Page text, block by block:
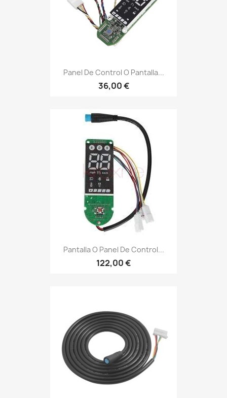
Panel De Control O Pantalla...
36,00 €
Pantalla O Panel De Control...
122,00 €